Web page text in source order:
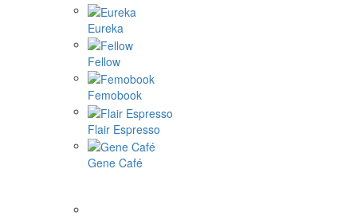
Eureka
Fellow
Femobook
Flair Espresso
Gene Café